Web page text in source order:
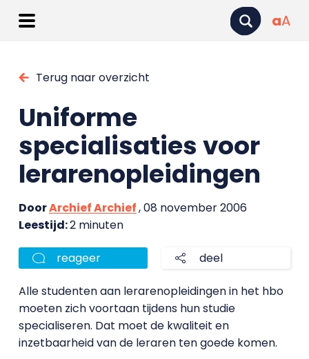
aA
Terug naar overzicht
Uniforme
specialisaties voor
lerarenopleidingen
DoorArchief Archief, 08 november 2006
Leestijd:2 minuten
reageer deel
Alle studenten aan lerarenopleidingen in het hbo
moeten zich voortaan tijdens hun studie
specialiseren. Dat moet de kwaliteit en
inzetbaarheid van de leraren ten goede komen.